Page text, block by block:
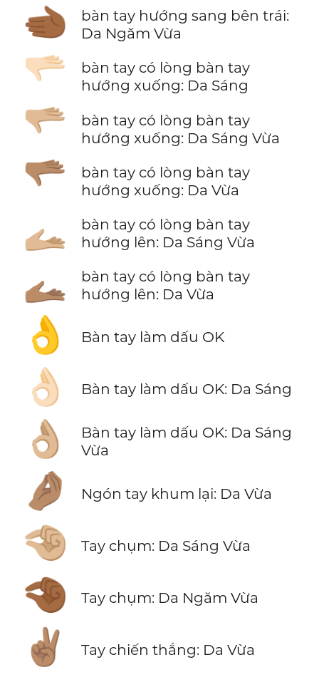
🫲🏾
bàn tay hướng sang bên trái:
Da Ngăm Vừa
🫳🏻
bàn tay có lòng bàn tay
hướng xuống: Da Sáng
🫳🏼
bàn tay có lòng bàn tay
hướng xuống: Da Sáng Vừa
🫳🏽
bàn tay có lòng bàn tay
hướng xuống: Da Vừa
🫴🏼
bàn tay có lòng bàn tay
hướng lên: Da Sáng Vừa
🫴🏽
bàn tay có lòng bàn tay
hướng lên: Da Vừa
👌 Bàn tay làm dấu OK
👌🏻 Bàn tay làm dấu OK: Da Sáng
👌🏼
Bàn tay làm dấu OK: Da Sáng
Vừa
🤌🏽 Ngón tay khum lại: Da Vừa
🤏🏼 Tay chụm: Da Sáng Vừa
🤏🏾 Tay chụm: Da Ngăm Vừa
✌🏽 Tay chiến thắng: Da Vừa